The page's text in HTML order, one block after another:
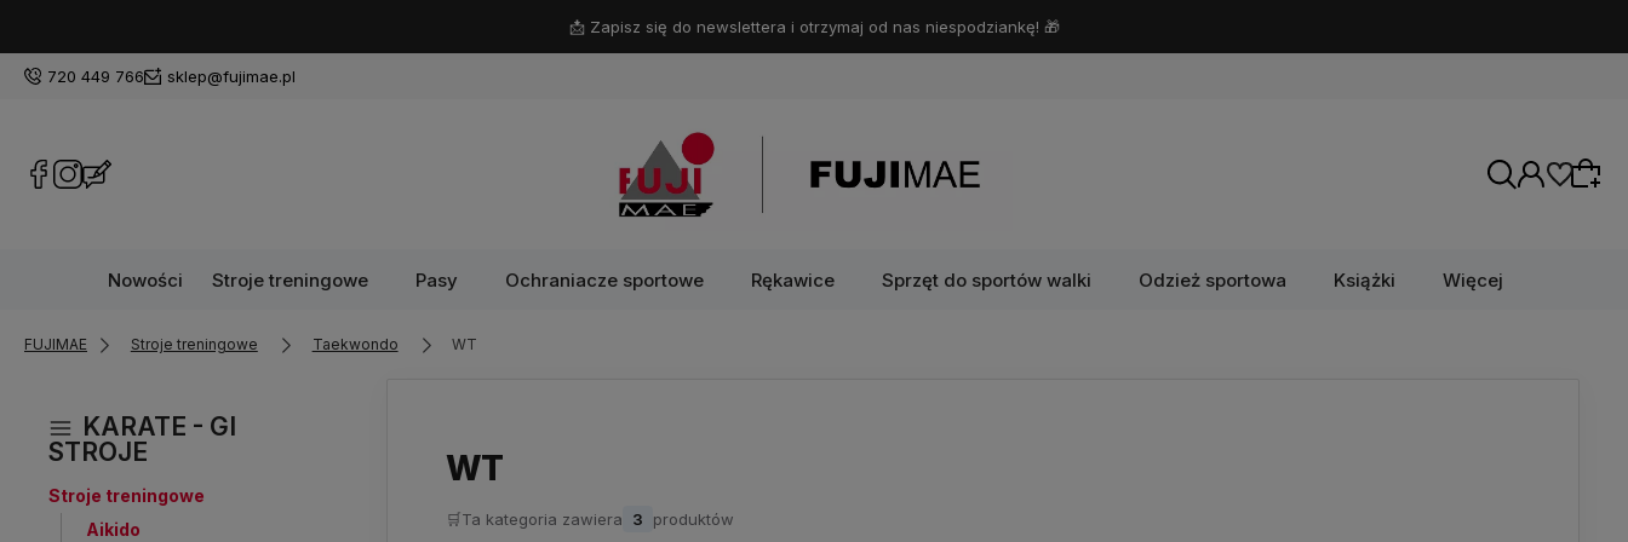
📩 Zapisz się do newslettera i otrzymaj od nas niespodziankę! 🎁
720 449 766 sklep@fujimae.pl
Nowości Stroje treningowe Pasy Ochraniacze sportowe Rękawice Sprzęt do sportów walki Odzież sportowa Książki Więcej
FUJIMAE Stroje treningowe Taekwondo WT
KARATE - GI
STROJE
Stroje treningowe
Aikido
WT
🛒Ta kategoria zawiera 3 produktów